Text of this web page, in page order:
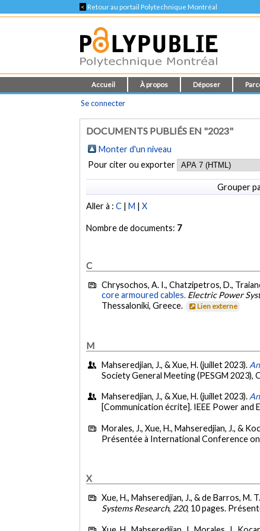
< Retour au portail Polytechnique Montréal
Accueil À propos Déposer
Se connecter
DOCUMENTS PUBLIÉS EN "2023"
Monter d'un niveau
Pour citer ou exporter
Grouper
Aller à :C |M |X
Nombre de documents: 7
C
Chrysochos, A. I., Chatzipetros, D.,
core armoured cables. Electric Power
Thessaloniki, Greece.
Lien externe
M
Mahseredjian, J., & Xue, H. (juillet 2023).
Society General Meeting (PESGM 2023),
Mahseredjian, J., & Xue, H. (juillet 2023).
[Communication écrite]. IEEE Power and
Morales, J., Xue, H., Mahseredjian, J., &
Présentée à International Conference
X
Xue, H., Mahseredjian, J., & de Barros, M.
Systems Research,220, 10 pages.